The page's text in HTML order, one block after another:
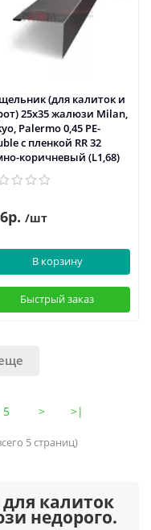
(для калиток и
25х35 жалюзи Milan,
Palermo 0,45 PE-
с пленкой RR 32
коричневый (L1,68)
/шт
В корзину
Быстрый заказ
5 > >|
5 страниц)
калиток
недорого.